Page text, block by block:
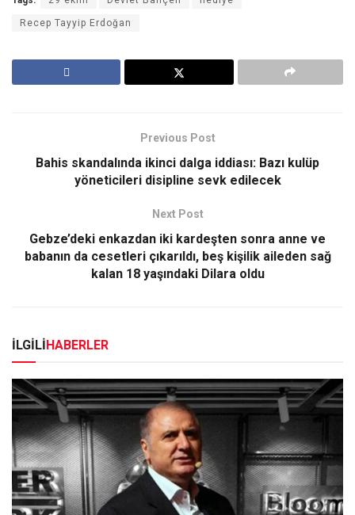
Recep Tayyip Erdoğan
Previous Post
Bahis skandalında ikinci dalga iddiası: Bazı kulüp
yöneticileri disipline sevk edilecek
Next Post
Gebze’deki enkazdan iki kardeşten sonra anne ve
babanın da cesetleri çıkarıldı, beş kişilik aileden sağ
kalan 18 yaşındaki Dilara oldu
İLGİLİHABERLER